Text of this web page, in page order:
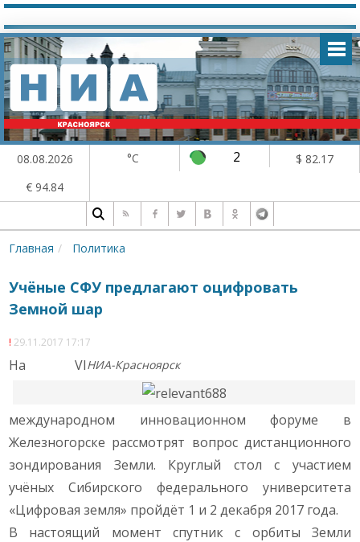
08.08.2026 °C 2
$ 82.17
€ 94.84
Главная Политика
Учёные СФУ предлагают оцифровать
Земной шар
29.11.2017 17:17
НИА-Красноярск
На VI
международном инновационном форуме в
Железногорске рассмотрят вопрос дистанционного
зондирования Земли. Круглый стол с участием
учёных Сибирского федерального университета
«Цифровая земля» пройдёт 1 и 2 декабря 2017 года.
В настоящий момент спутник с орбиты Земли